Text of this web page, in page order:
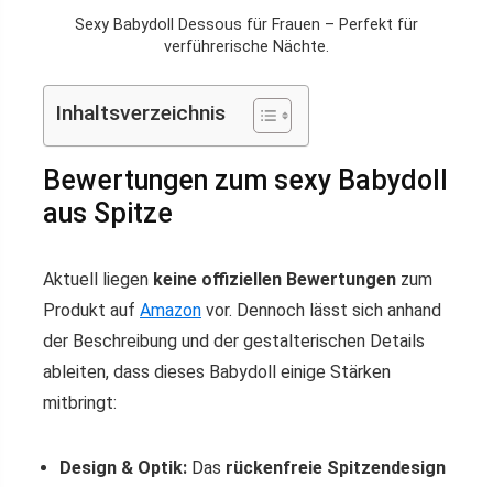
Sexy Babydoll Dessous für Frauen – Perfekt für
verführerische Nächte.
Inhaltsverzeichnis
Bewertungen zum sexy Babydoll
aus Spitze
Aktuell liegen keine offiziellen Bewertungen zum
Produkt auf Amazon vor. Dennoch lässt sich anhand
der Beschreibung und der gestalterischen Details
ableiten, dass dieses Babydoll einige Stärken
mitbringt:
Design & Optik: Das rückenfreie Spitzendesign